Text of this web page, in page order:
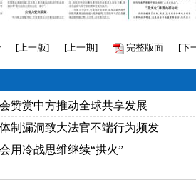
[上一版] [上一期] 完整版面 [下
赞赏中方推动全球共享发展
制漏洞致大法官不端行为频发
用冷战思维继续“拱火”